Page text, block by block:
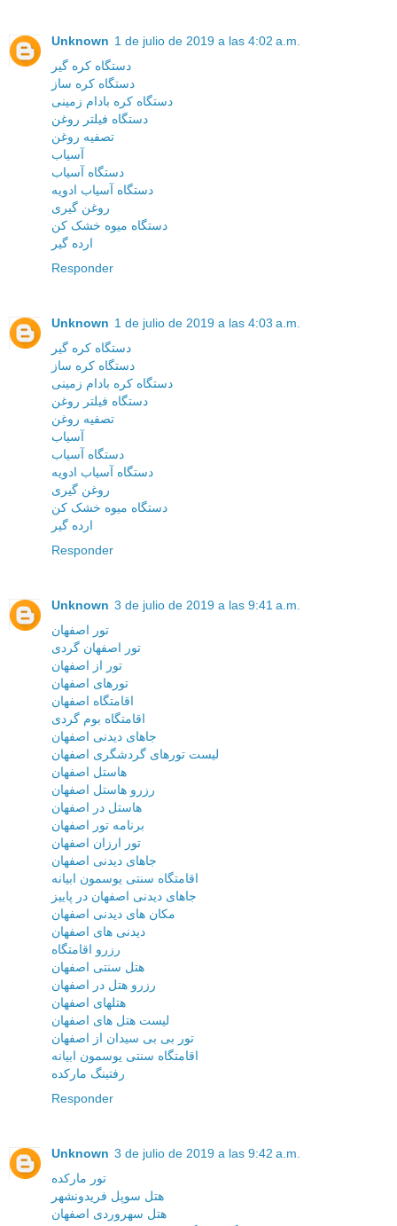
Unknown 1 de julio de 2019 a las 4:02 a.m.
دستگاه کره گیر
دستگاه کره ساز
دستگاه کره بادام زمینی
دستگاه فیلتر روغن
تصفیه روغن
آسیاب
دستگاه آسیاب
دستگاه آسیاب ادویه
روغن گیری
دستگاه میوه خشک کن
ارده گیر
Responder
Unknown 1 de julio de 2019 a las 4:03 a.m.
دستگاه کره گیر
دستگاه کره ساز
دستگاه کره بادام زمینی
دستگاه فیلتر روغن
تصفیه روغن
آسیاب
دستگاه آسیاب
دستگاه آسیاب ادویه
روغن گیری
دستگاه میوه خشک کن
ارده گیر
Responder
Unknown 3 de julio de 2019 a las 9:41 a.m.
تور اصفهان
تور اصفهان گردی
تور از اصفهان
تورهای اصفهان
اقامتگاه اصفهان
اقامتگاه بوم گردی
جاهای دیدنی اصفهان
لیست تورهای گردشگری اصفهان
هاستل اصفهان
رزرو هاستل اصفهان
هاستل در اصفهان
برنامه تور اصفهان
تور ارزان اصفهان
جاهای دیدنی اصفهان
اقامتگاه سنتی یوسمون ابیانه
جاهای دیدنی اصفهان در پاییز
مکان های دیدنی اصفهان
دیدنی های اصفهان
رزرو اقامتگاه
هتل سنتی اصفهان
رزرو هتل در اصفهان
هتلهای اصفهان
لیست هتل های اصفهان
تور بی بی سیدان از اصفهان
اقامتگاه سنتی یوسمون ابیانه
رفتینگ مارکده
Responder
Unknown 3 de julio de 2019 a las 9:42 a.m.
تور مارکده
هتل سوپل فریدونشهر
هتل سهروردی اصفهان